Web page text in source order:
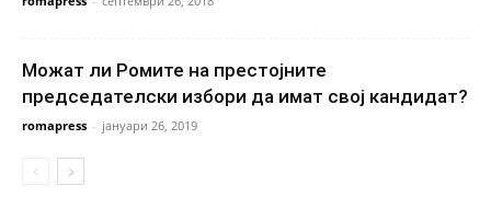
Можат ли Ромите на престојните
председателски избори да имат свој кандидат?
romapress - јануари 26, 2019